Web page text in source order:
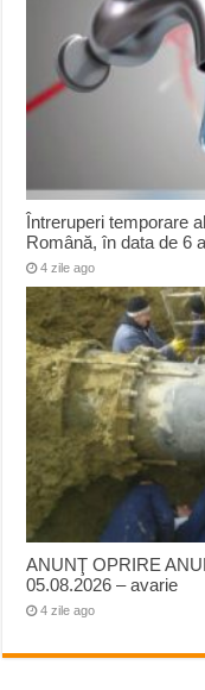
Întreruperi temporare
Română, în data de 6
4 zile ago
ANUNŢ OPRIRE
05.08.2026 – avarie
4 zile ago